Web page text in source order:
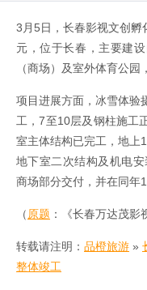
3月5日，长春影视文创
元，位于长春，主要建
（商场）及室外体育公园
项目进展方面，冰雪体验
工，7至10层及钢柱施工
室主体结构已完工，地上
地下室二次结构及机电
商场部分交付，并在同年
（原题 ：《长春万达茂影
转载请注明： 品橙旅游 »
整体竣工